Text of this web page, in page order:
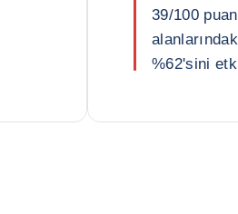
39/100
%62'sini